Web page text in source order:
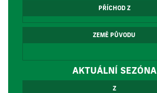
PŘÍCHOD Z
ZEMĚ PŮVODU
AKTUÁLNÍ SEZÓNA
Z